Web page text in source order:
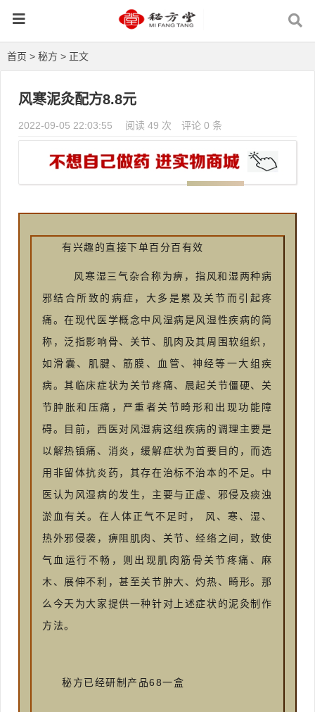
首页 > 秘方 > 正文
风寒泥灸配方8.8元
2022-09-05 22:03:55 阅读 49 次 评论 0 条
有兴趣的直接下单百分百有效
风寒湿三气杂合称为痹，指风和湿两种病
邪结合所致的病症，大多是累及关节而引起疼
痛。在现代医学概念中风湿病是风湿性疾病的简
称，泛指影响骨、关节、肌肉及其周围软组织，
如滑囊、肌腱、筋膜、血管、神经等一大组疾
病。其临床症状为关节疼痛、晨起关节僵硬、关
节肿胀和压痛，严重者关节畸形和出现功能障
碍。目前，西医对风湿病这组疾病的调理主要是
以解热镇痛、消炎，缓解症状为首要目的，而选
用非留体抗炎药，其存在治标不治本的不足。中
医认为风湿病的发生，主要与正虚、邪侵及痰浊
淤血有关。在人体正气不足时， 风、寒、湿、
热外邪侵袭，痹阻肌肉、关节、经络之间，致使
气血运行不畅，则出现肌肉筋骨关节疼痛、麻
木、展伸不利，甚至关节肿大、灼热、畸形。那
么今天为大家提供一种针对上述症状的泥灸制作
方法。
秘方已经研制产品68一盒